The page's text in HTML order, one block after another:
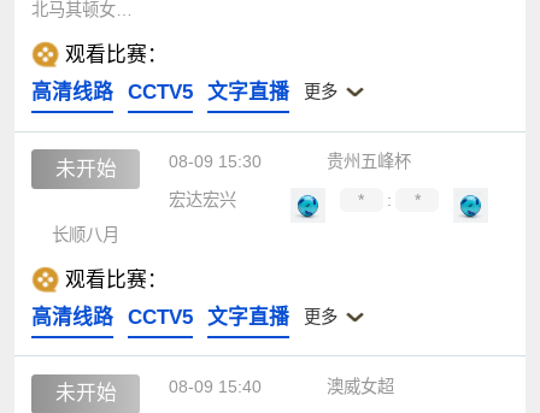
观看比赛：
高清线路
CCTV5 文字直播 更多
未开始 08-09 15:30
贵州五峰杯
宏达宏兴
* :
*
长顺八月
观看比赛：
高清线路
CCTV5 文字直播 更多
未开始 08-09 15:40
澳威女超